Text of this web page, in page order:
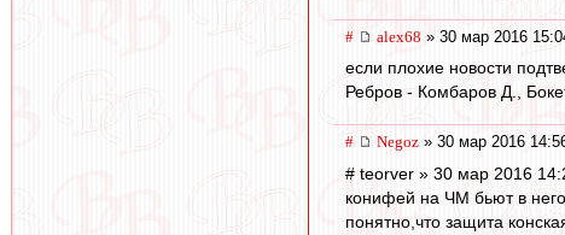
# alex68 » 30 мар 2016
если плохие новости
Ребров - Комбаров Д.,
# Negoz » 30 мар 2016
# teorver » 30 мар 2016
конифей на ЧМ бьют в него
понятно,что защита